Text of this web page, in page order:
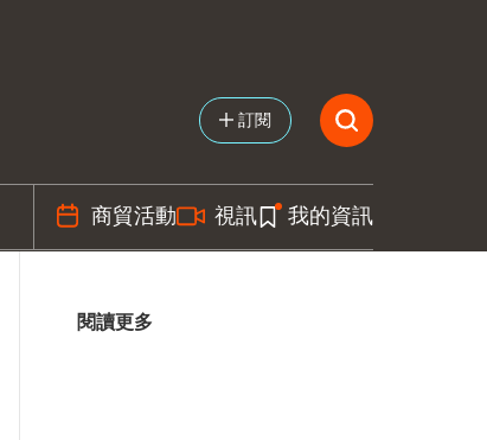
訂閱
商貿活動 視訊 我的資訊
閱讀更多